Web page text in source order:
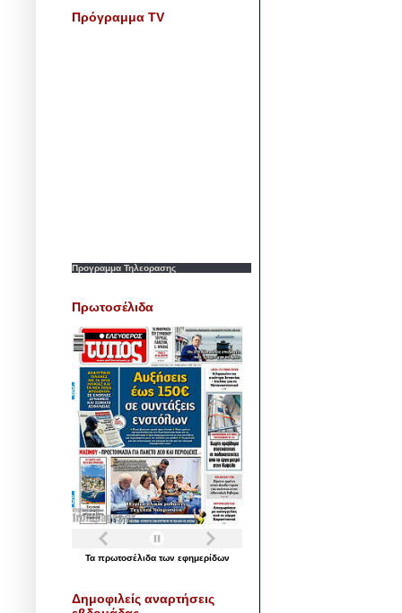
Πρόγραμμα TV
Προγραμμα Τηλεορασης
Πρωτοσέλιδα
Τα πρωτοσέλιδα των εφημερίδων
Δημοφιλείς αναρτήσεις